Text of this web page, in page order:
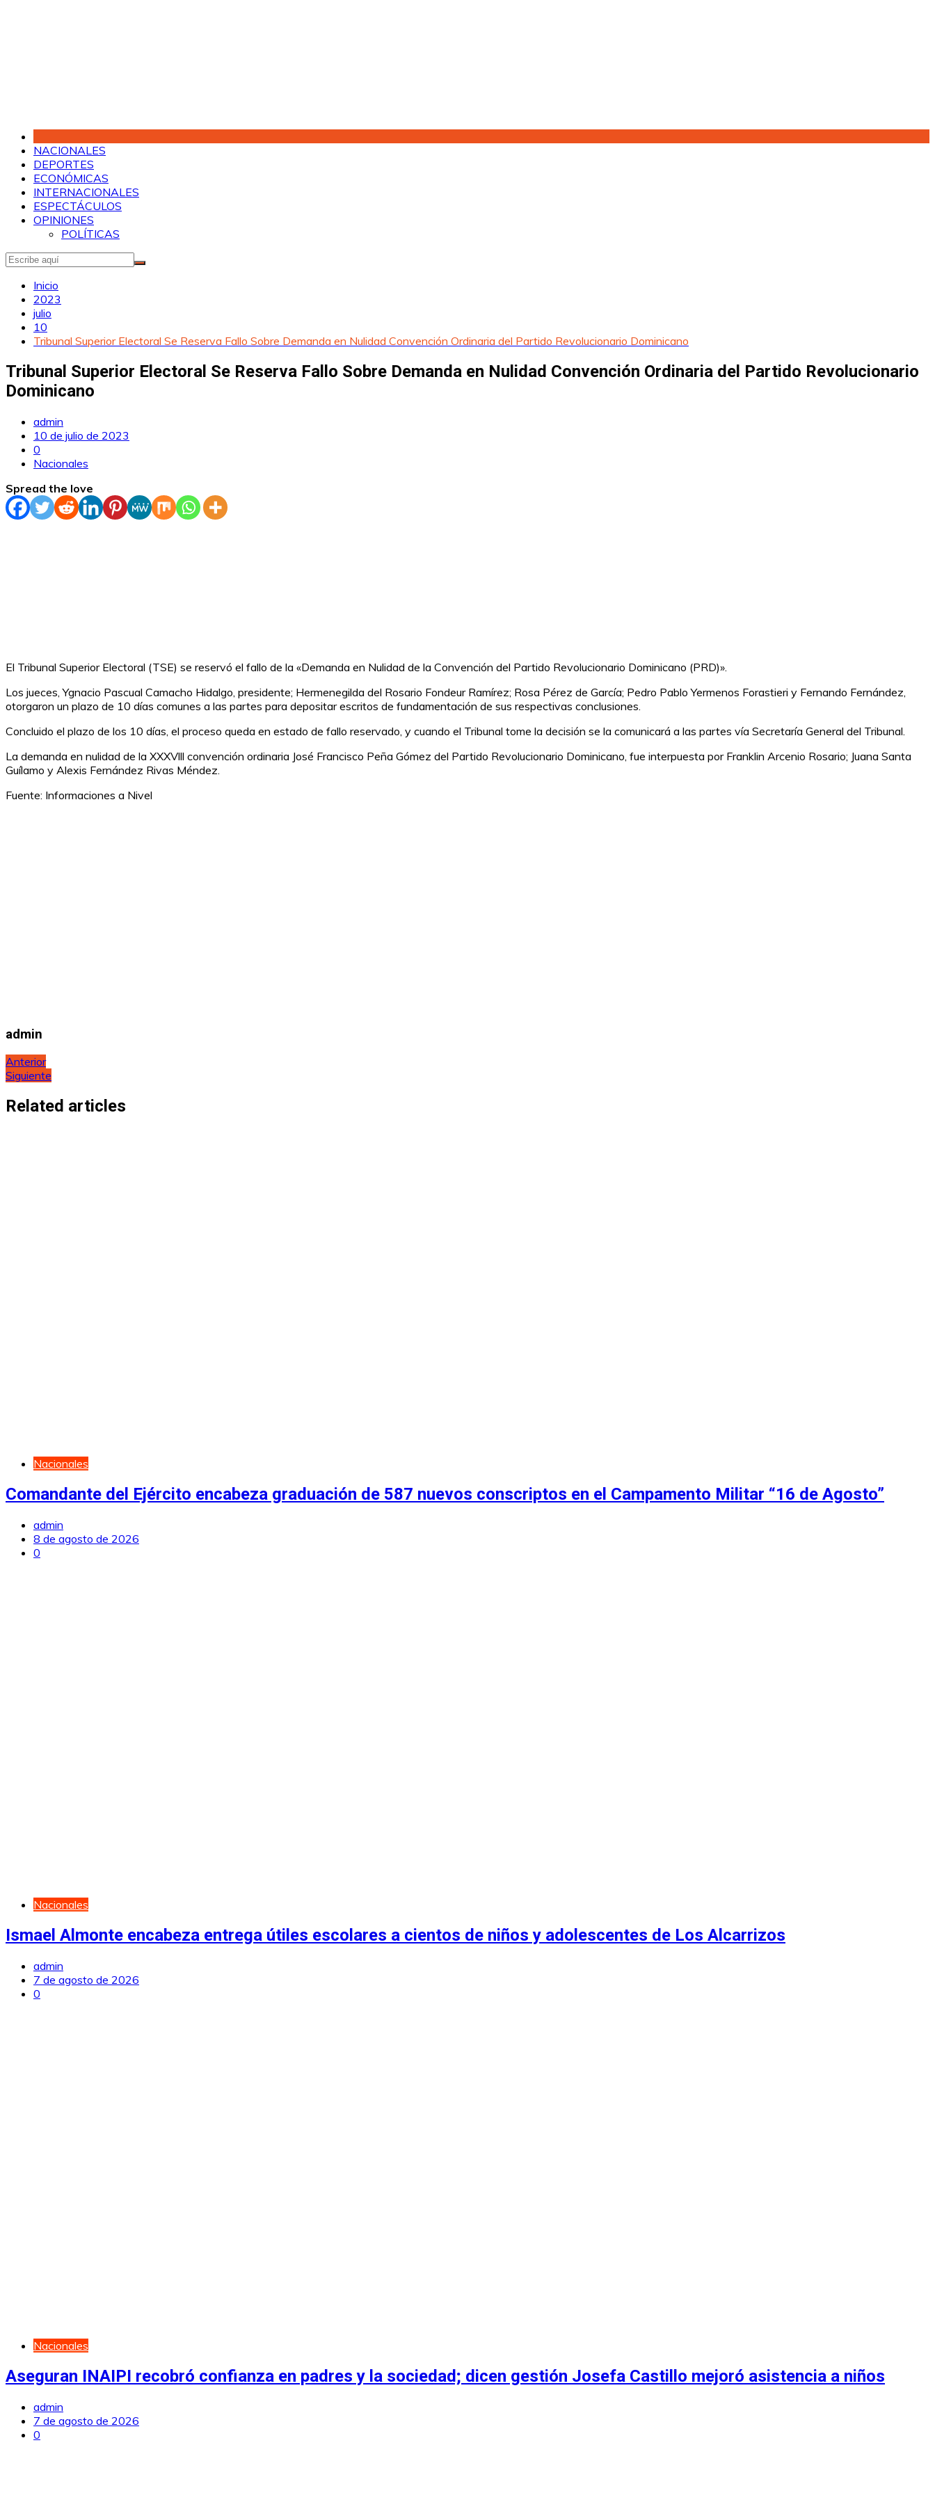
NACIONALES
DEPORTES
ECONÓMICAS
INTERNACIONALES
ESPECTÁCULOS
OPINIONES
POLÍTICAS
Inicio
2023
julio
10
Tribunal Superior Electoral Se Reserva Fallo Sobre Demanda en Nulidad Convención Ordinaria del Partido Revolucionario Dominicano
Tribunal Superior Electoral Se Reserva Fallo Sobre Demanda en Nulidad Convención Ordinaria del Partido Revolucionario
Dominicano
admin
10 de julio de 2023
0
Nacionales
Spread the love
El Tribunal Superior Electoral (TSE) se reservó el fallo de la «Demanda en Nulidad de la Convención del Partido Revolucionario Dominicano (PRD)».
Los jueces, Ygnacio Pascual Camacho Hidalgo, presidente; Hermenegilda del Rosario Fondeur Ramírez; Rosa Pérez de García; Pedro Pablo Yermenos Forastieri y Fernando Fernández,
otorgaron un plazo de 10 días comunes a las partes para depositar escritos de fundamentación de sus respectivas conclusiones.
Concluido el plazo de los 10 días, el proceso queda en estado de fallo reservado, y cuando el Tribunal tome la decisión se la comunicará a las partes vía Secretaría General del Tribunal.
La demanda en nulidad de la XXXVlll convención ordinaria José Francisco Peña Gómez del Partido Revolucionario Dominicano, fue interpuesta por Franklin Arcenio Rosario; Juana Santa
Guílamo y Alexis Fernández Rivas Méndez.
Fuente: Informaciones a Nivel
admin
Navegación
de
entradas
Anterior
Siguiente
Related articles
Nacionales
Comandante del Ejército encabeza graduación de 587 nuevos conscriptos en el Campamento Militar “16 de Agosto”
admin
8 de agosto de 2026
0
Nacionales
Ismael Almonte encabeza entrega útiles escolares a cientos de niños y adolescentes de Los Alcarrizos
admin
7 de agosto de 2026
0
Nacionales
Aseguran INAIPI recobró confianza en padres y la sociedad; dicen gestión Josefa Castillo mejoró asistencia a niños
admin
7 de agosto de 2026
0